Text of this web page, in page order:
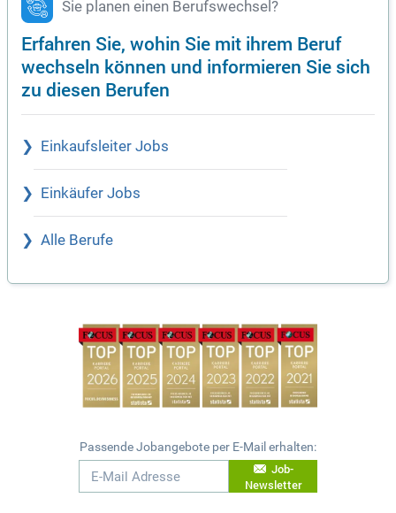
Sie planen einen Berufswechsel?
Erfahren Sie, wohin Sie mit ihrem Beruf
wechseln können und informieren Sie sich
zu diesen Berufen
Einkaufsleiter Jobs
Einkäufer Jobs
Alle Berufe
Passende Jobangebote per E-Mail erhalten:
Job-
Newsletter